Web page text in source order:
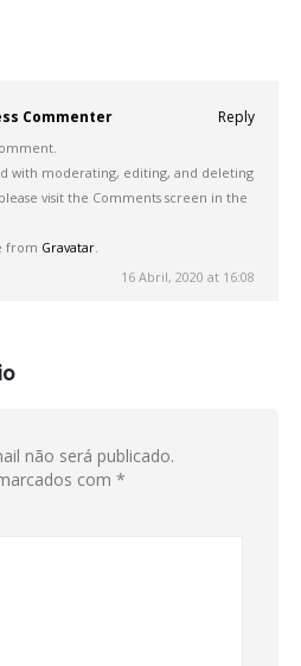
Commenter Reply
with moderating, editing, and deleting
visit the Comments screen in the
from Gravatar
16 Abril, 2020 at 16:08
não será publicado.
com*